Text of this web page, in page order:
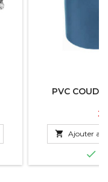
PVC COUDE
 Ajouter au
